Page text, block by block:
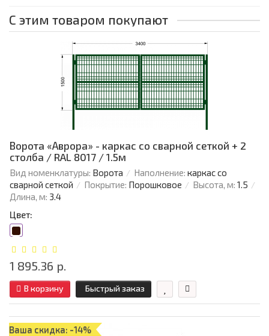
С этим товаром покупают
Ворота «Аврора» - каркас со сварной сеткой + 2
столба / RAL 8017 / 1.5м
Вид номенклатуры: Ворота Наполнение: каркас со
сварной сеткой
Покрытие: Порошковое Высота, м: 1.5
Длина, м: 3.4
Цвет:
1 895.36 р.
В корзину Быстрый заказ
Ваша скидка: -14%